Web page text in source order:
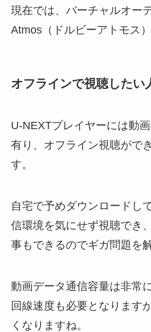
現在では、バーチャルオー
Atmos（ドルビーアトモス
オフラインで視聴したい
U-NEXTプレイヤーには動
有り、オフライン視聴がで
す。
自宅で予めダウンロードし
信環境を気にせず視聴でき
事もできるのでギガ問題を
動画データ通信容量は非常
回線速度も必要となります
くなりますね。